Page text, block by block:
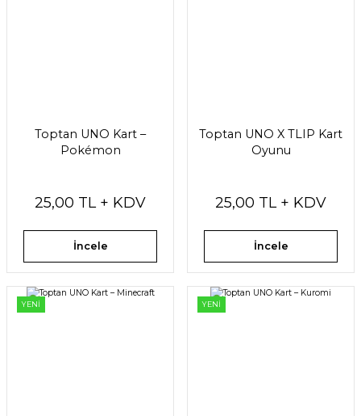
Toptan UNO Kart –
Pokémon
25,00 TL + KDV
İncele
Toptan UNO X TLIP Kart
Oyunu
25,00 TL + KDV
İncele
YENİ YENİ